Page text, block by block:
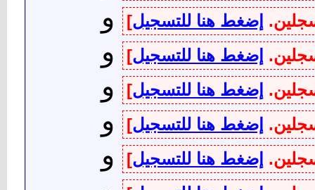
إضغط هنا للتسجيل] و
إضغط هنا للتسجيل] و
إضغط هنا للتسجيل] و
إضغط هنا للتسجيل] و
إضغط هنا للتسجيل] و